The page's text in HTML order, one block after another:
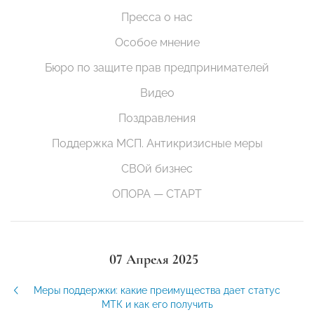
Пресса о нас
Особое мнение
Бюро по защите прав предпринимателей
Видео
Поздравления
Поддержка МСП. Антикризисные меры
СВОй бизнес
ОПОРА — СТАРТ
07 Апреля 2025
Меры поддержки: какие преимущества дает статус
МТК и как его получить